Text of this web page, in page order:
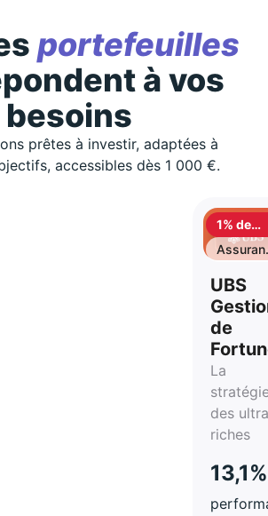
portefeuilles
à vos
besoins
prêtes à investir, adaptées à
accessibles dès 1 000 €.
1% de
UBS
de
La
des
riches
13,1%